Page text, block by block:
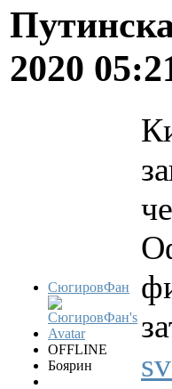
2020
СюгировФан
OFFLINE
Боярин